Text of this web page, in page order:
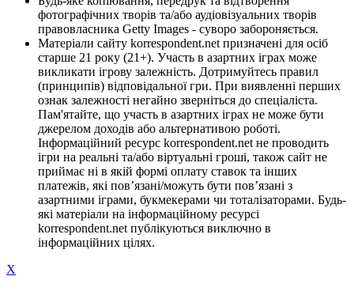
фотографічних творів та/або аудіовізуальних творів
правовласника Getty Images - суворо забороняється.
Матеріали сайту korrespondent.net призначені для осіб
старше 21 року (21+). Участь в азартних іграх може
викликати ігрову залежність. Дотримуйтесь правил
(принципів) відповідальної гри. При виявленні перших
ознак залежності негайно зверніться до спеціаліста.
Пам'ятайте, що участь в азартних іграх не може бути
джерелом доходів або альтернативою роботі.
Інформаційний ресурс korrespondent.net не проводить
ігри на реальні та/або віртуальні гроші, також сайт не
приймає ні в якій формі оплату ставок та інших
платежів, які пов’язані/можуть бути пов’язані з
азартними іграми, букмекерами чи тоталізаторами. Будь-
які матеріали на інформаційному ресурсі
korrespondent.net публікуються виключно в
інформаційних цілях.
X